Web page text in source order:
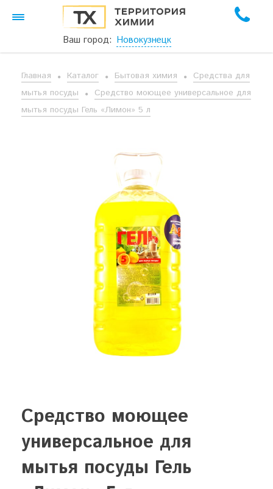
Ваш город: Новокузнецк
Главная Каталог Бытовая химия
Средства для
мытья посуды
Средство моющее универсальное для
мытья посуды Гель «Лимон» 5 л
Средство моющее
универсальное для
мытья посуды Гель